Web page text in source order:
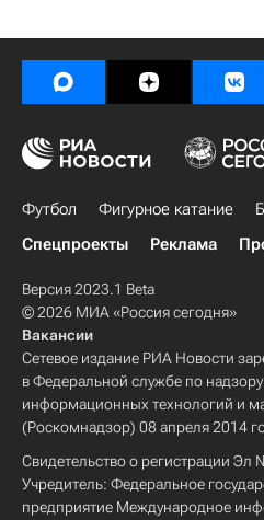
Футбол Фигурное катание
Спецпроекты
Реклама
Версия 2023.1 Beta
© 2026 МИА «Россия сегодня»
Вакансии
Сетевое издание РИА Новости
в Федеральной службе по
информационных технологий и
(Роскомнадзор) 08 апреля 2014
Свидетельство о регистрации
Учредитель: Федеральное
предприятие Международное